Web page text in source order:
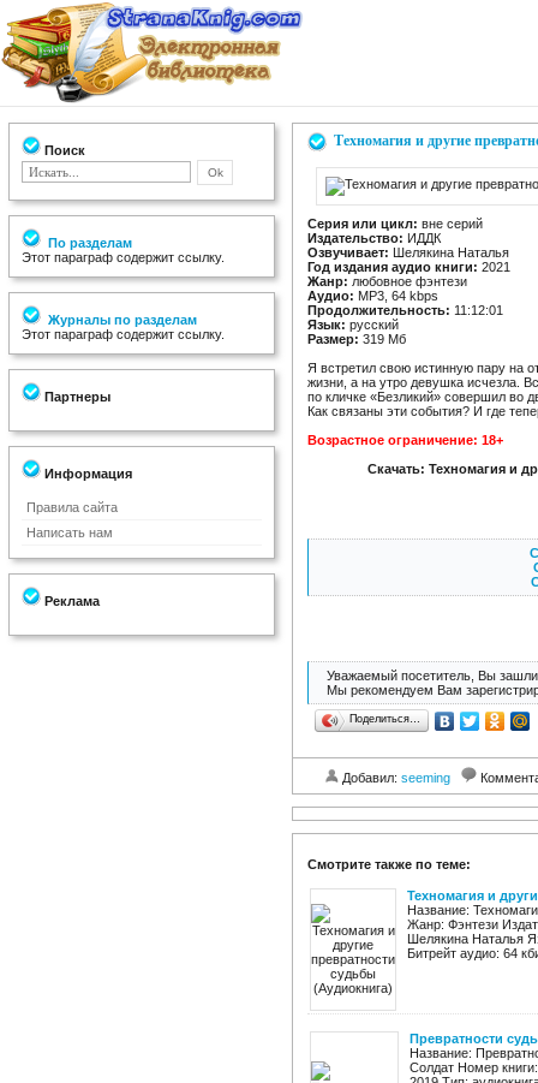
Поиск
По разделам
Этот параграф содержит ссылку.
Журналы по разделам
Этот параграф содержит ссылку.
Партнеры
Информация
Правила сайта
Написать нам
Реклама
Техномагия и другие
Серия или цикл: вне серий
Издательство: ИДДК
Озвучивает: Шелякина Наталья
Год издания аудио книги: 2021
Жанр: любовное фэнтези
Аудио: MP3, 64 kbps
Продолжительность: 11:12:01
Язык: русский
Размер: 319 Мб
Я встретил свою истинную пару на
жизни, а на утро девушка исчезла.
по кличке «Безликий» совершил во
Как связаны эти события? И где
Возрастное ограничение: 18+
Скачать: Техномагия и
Уважаемый посетитель, Вы зашли
Мы рекомендуем Вам
Поделиться…
Добавил: seeming
Смотрите также по теме:
Техномагия и
Название:
Жанр: Фэнтези
Шелякина Наталья
Битрейт аудио: 64
Превратности
Название:
Солдат Номер